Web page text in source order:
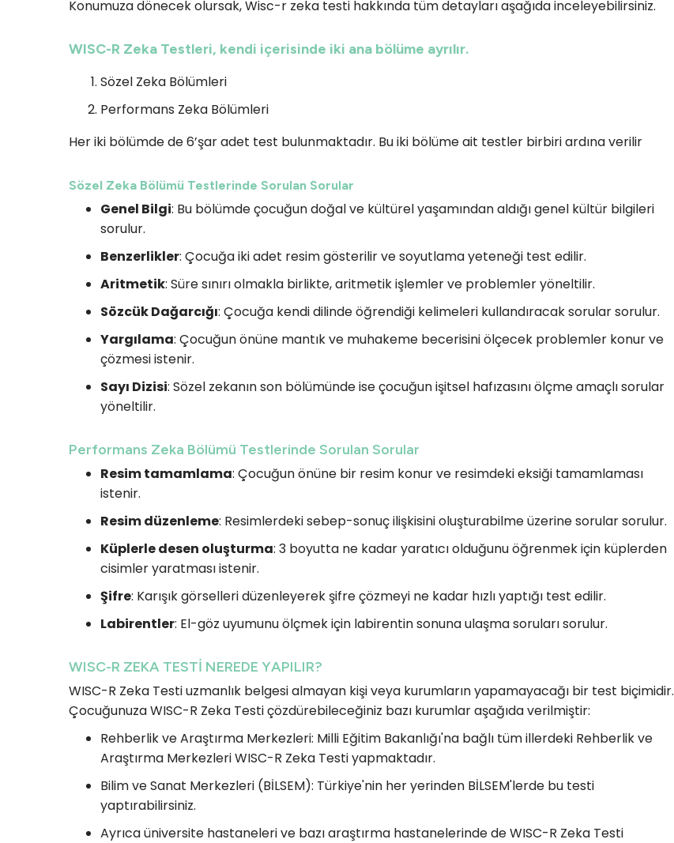
Konumuza dönecek olursak, Wisc-r zeka testi hakkında tüm detayları aşağıda inceleyebilirsiniz.
WISC-R Zeka Testleri, kendi içerisinde iki ana bölüme ayrılır.
Sözel Zeka Bölümleri
Performans Zeka Bölümleri
Her iki bölümde de 6’şar adet test bulunmaktadır. Bu iki bölüme ait testler birbiri ardına verilir
Sözel Zeka Bölümü Testlerinde Sorulan Sorular
Genel Bilgi: Bu bölümde çocuğun doğal ve kültürel yaşamından aldığı genel kültür bilgileri
sorulur.
Benzerlikler: Çocuğa iki adet resim gösterilir ve soyutlama yeteneği test edilir.
Aritmetik: Süre sınırı olmakla birlikte, aritmetik işlemler ve problemler yöneltilir.
Sözcük Dağarcığı: Çocuğa kendi dilinde öğrendiği kelimeleri kullandıracak sorular sorulur.
Yargılama: Çocuğun önüne mantık ve muhakeme becerisini ölçecek problemler konur ve
çözmesi istenir.
Sayı Dizisi: Sözel zekanın son bölümünde ise çocuğun işitsel hafızasını ölçme amaçlı sorular
yöneltilir.
Performans Zeka Bölümü Testlerinde Sorulan Sorular
Resim tamamlama: Çocuğun önüne bir resim konur ve resimdeki eksiği tamamlaması
istenir.
Resim düzenleme: Resimlerdeki sebep-sonuç ilişkisini oluşturabilme üzerine sorular sorulur.
Küplerle desen oluşturma: 3 boyutta ne kadar yaratıcı olduğunu öğrenmek için küplerden
cisimler yaratması istenir.
Şifre: Karışık görselleri düzenleyerek şifre çözmeyi ne kadar hızlı yaptığı test edilir.
Labirentler: El-göz uyumunu ölçmek için labirentin sonuna ulaşma soruları sorulur.
WISC-R ZEKA TESTİ NEREDE YAPILIR?
WISC-R Zeka Testi uzmanlık belgesi almayan kişi veya kurumların yapamayacağı bir test biçimidir.
Çocuğunuza WISC-R Zeka Testi çözdürebileceğiniz bazı kurumlar aşağıda verilmiştir:
Rehberlik ve Araştırma Merkezleri: Milli Eğitim Bakanlığı'na bağlı tüm illerdeki Rehberlik ve
Araştırma Merkezleri WISC-R Zeka Testi yapmaktadır.
Bilim ve Sanat Merkezleri (BİLSEM): Türkiye'nin her yerinden BİLSEM'lerde bu testi
yaptırabilirsiniz.
Ayrıca üniversite hastaneleri ve bazı araştırma hastanelerinde de WISC-R Zeka Testi